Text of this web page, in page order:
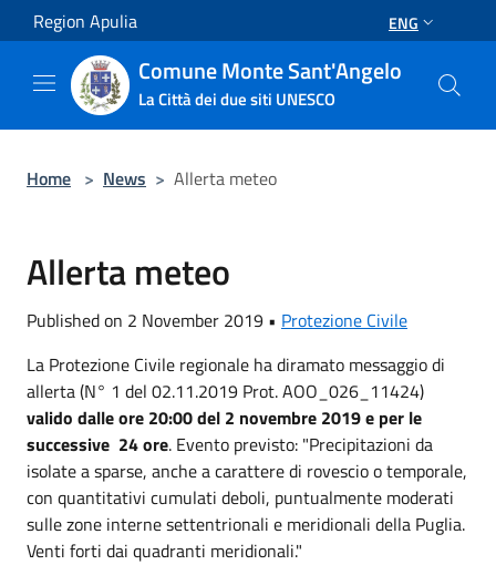
Salta al contenuto principale
Region Apulia ENG
Comune Monte Sant'Angelo
La Città dei due siti UNESCO
Home > News > Allerta meteo
Allerta meteo
Published on 2 November 2019 • Protezione Civile
La Protezione Civile regionale ha diramato messaggio di
allerta (N° 1 del 02.11.2019 Prot. AOO_026_11424)
valido dalle ore 20:00 del 2 novembre 2019 e per le
successive 24 ore. Evento previsto: "Precipitazioni da
isolate a sparse, anche a carattere di rovescio o temporale,
con quantitativi cumulati deboli, puntualmente moderati
sulle zone interne settentrionali e meridionali della Puglia.
Venti forti dai quadranti meridionali."